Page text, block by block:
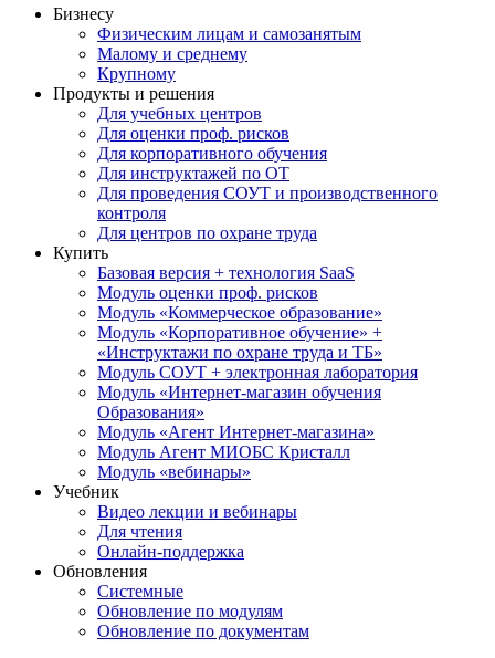
Бизнесу
Физическим лицам и самозанятым
Малому и среднему
Крупному
Продукты и решения
Для учебных центров
Для оценки проф. рисков
Для корпоративного обучения
Для инструктажей по ОТ
Для проведения СОУТ и производственного
контроля
Для центров по охране труда
Купить
Базовая версия + технология SaaS
Модуль оценки проф. рисков
Модуль «Коммерческое образование»
Модуль «Корпоративное обучение» +
«Инструктажи по охране труда и ТБ»
Модуль СОУТ + электронная лаборатория
Модуль «Интернет-магазин обучения
Образования»
Модуль «Агент Интернет-магазина»
Модуль Агент МИОБС Кристалл
Модуль «вебинары»
Учебник
Видео лекции и вебинары
Для чтения
Онлайн-поддержка
Обновления
Системные
Обновление по модулям
Обновление по документам